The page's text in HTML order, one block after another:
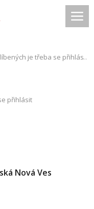
je třeba se přihlásit
přihlásit
Nová Ves